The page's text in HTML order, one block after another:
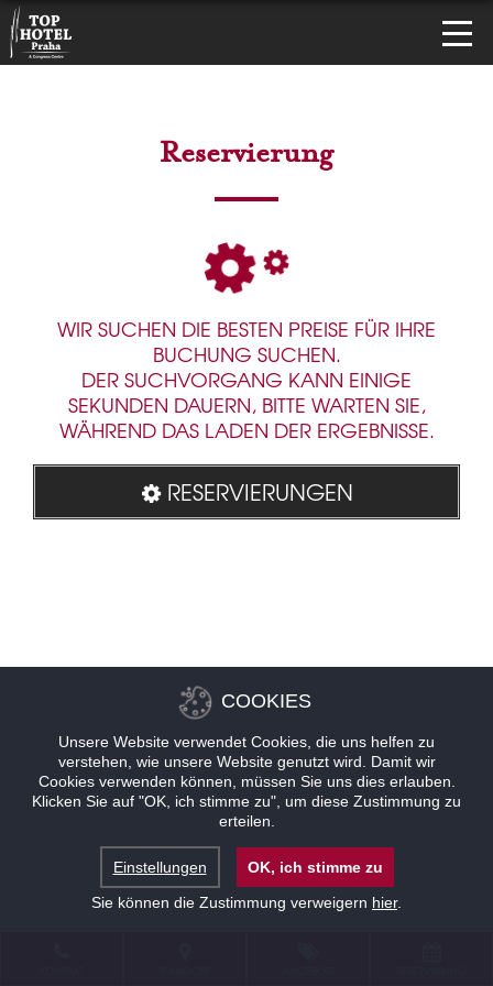
Reservierung
WIR SUCHEN DIE BESTEN PREISE FÜR IHRE
BUCHUNG SUCHEN.
DER SUCHVORGANG KANN EINIGE
SEKUNDEN DAUERN, BITTE WARTEN SIE,
WÄHREND DAS LADEN DER ERGEBNISSE.
RESERVIERUNGEN
COOKIES
Unsere Website verwendet Cookies, die uns helfen zu
verstehen, wie unsere Website genutzt wird. Damit wir
Cookies verwenden können, müssen Sie uns dies erlauben.
Klicken Sie auf "OK, ich stimme zu", um diese Zustimmung zu
erteilen.
Einstellungen
OK, ich stimme zu
Sie können die Zustimmung verweigern hier.